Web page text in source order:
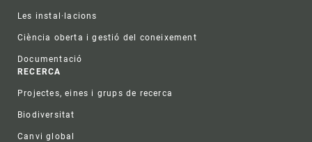
Les instal·lacions
Ciència oberta i gestió del coneixement
Documentació
RECERCA
Projectes, eines i grups de recerca
Biodiversitat
Canvi global